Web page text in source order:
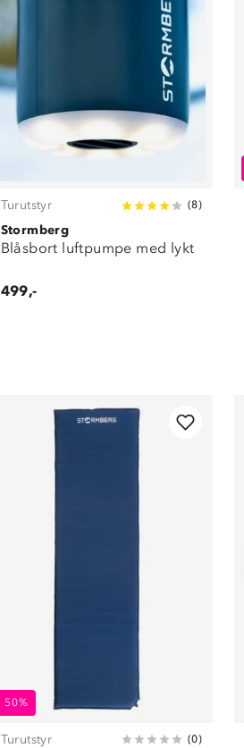
Turutstyr (8)
Stormberg
Blåsbort luftpumpe med lykt
499,-
50%
Turutstyr (0)